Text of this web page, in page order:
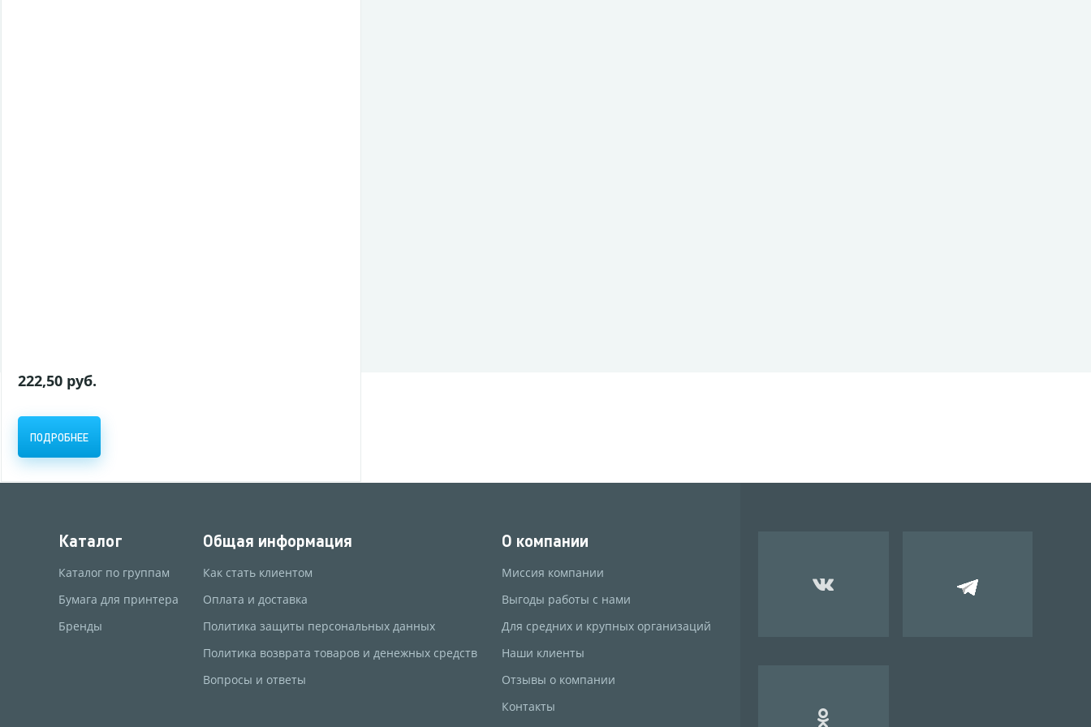
222,50 руб.
ПОДРОБНЕЕ
Каталог
Каталог по группам
Бумага для принтера
Бренды
Общая информация
Как стать клиентом
Оплата и доставка
Политика защиты персональных данных
Политика возврата товаров и денежных средств
Вопросы и ответы
О компании
Миссия компании
Выгоды работы с нами
Для средних и крупных организаций
Наши клиенты
Отзывы о компании
Контакты